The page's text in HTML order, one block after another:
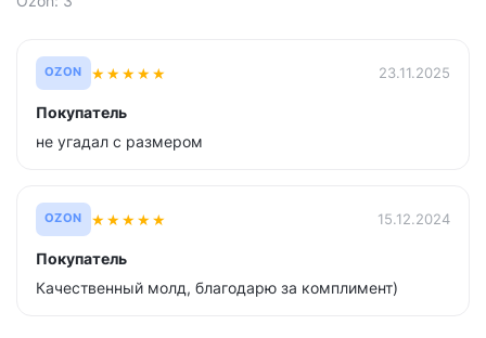
OZON ★★★★★ 23.11.2025
Покупатель
не угадал с размером
OZON ★★★★★ 15.12.2024
Покупатель
Качественный молд, благодарю за комплимент)